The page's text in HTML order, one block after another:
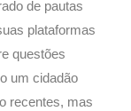
de pautas
plataformas
questões
um cidadão
recentes, mas